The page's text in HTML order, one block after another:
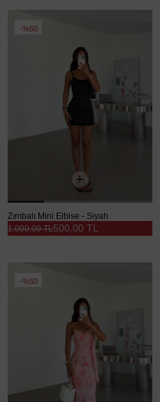
%50
Zımbalı Mini Elbise - Siyah
500,00 TL
1.000,00 TL
%50